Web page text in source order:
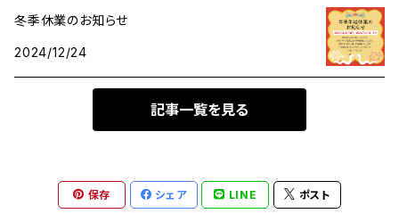
シール・ステッカー
冬季休業のお知らせ
2024/12/24
記事一覧を見る
保存 シェア LINE ポスト